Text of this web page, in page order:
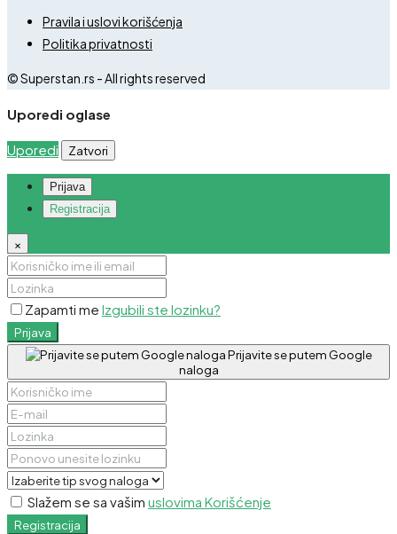
Pravila i uslovi korišćenja
Politika privatnosti
© Superstan.rs - All rights reserved
Uporedi oglase
Uporedi Zatvori
Prijava
Registracija
×
Zapamti me Izgubili ste lozinku?
Prijava
Prijavite se putem Google
naloga
Slažem se sa vašim uslovima Korišćenje
Registracija